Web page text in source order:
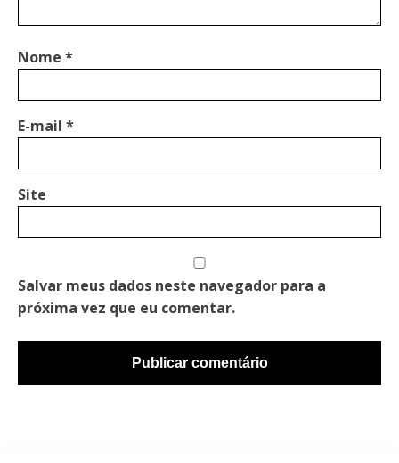
Nome *
E-mail *
Site
Salvar meus dados neste navegador para a
próxima vez que eu comentar.